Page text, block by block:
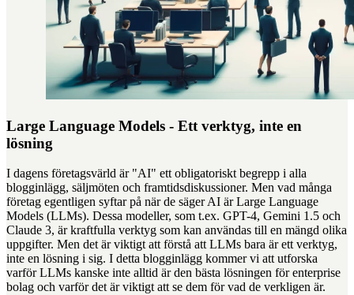
Large Language Models - Ett verktyg, inte en
lösning
I dagens företagsvärld är "AI" ett obligatoriskt begrepp i alla
blogginlägg, säljmöten och framtidsdiskussioner. Men vad många
företag egentligen syftar på när de säger AI är Large Language
Models (LLMs). Dessa modeller, som t.ex. GPT-4, Gemini 1.5 och
Claude 3, är kraftfulla verktyg som kan användas till en mängd olika
uppgifter. Men det är viktigt att förstå att LLMs bara är ett verktyg,
inte en lösning i sig. I detta blogginlägg kommer vi att utforska
varför LLMs kanske inte alltid är den bästa lösningen för enterprise
bolag och varför det är viktigt att se dem för vad de verkligen är.